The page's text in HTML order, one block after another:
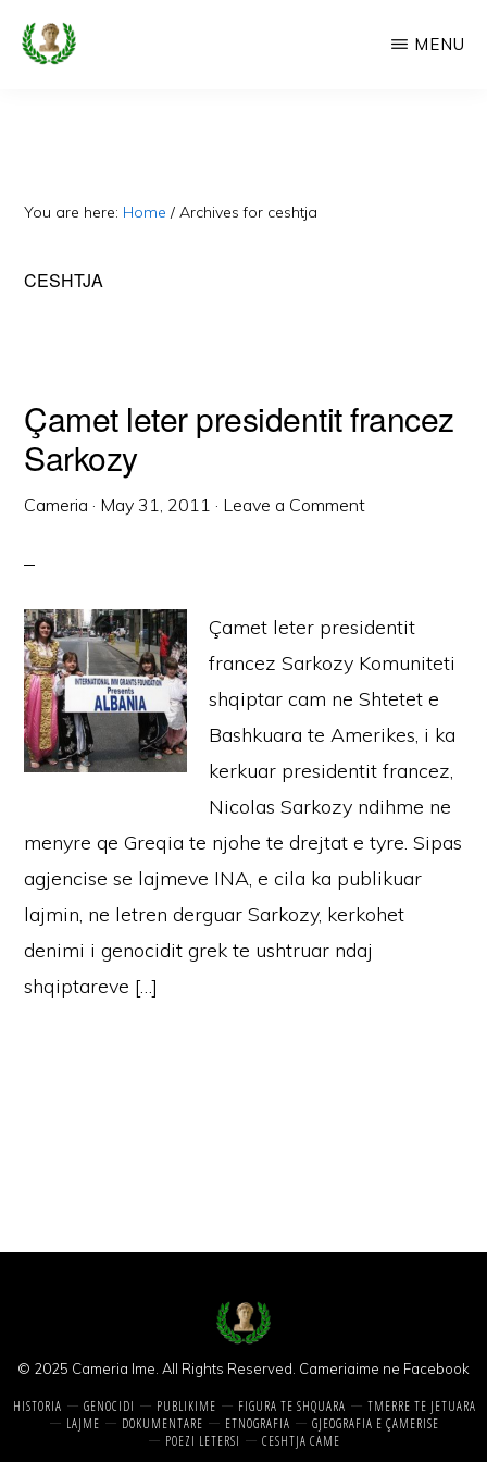
Skip
Faqe
Dedikuar
MENU
You are here: Home / Archives for ceshtja
CESHTJA
Çamet leter presidentit francez
Sarkozy
Cameria · May 31, 2011 · Leave a Comment
Çamet leter presidentit
francez Sarkozy Komuniteti
shqiptar cam ne Shtetet e
Bashkuara te Amerikes, i ka
kerkuar presidentit francez,
Nicolas Sarkozy ndihme ne
menyre qe Greqia te njohe te drejtat e tyre. Sipas
agjencise se lajmeve INA, e cila ka publikuar
lajmin, ne letren derguar Sarkozy, kerkohet
denimi i genocidit grek te ushtruar ndaj
shqiptareve […]
© 2025 Cameria Ime. All Rights Reserved. Cameriaime ne Facebook
HISTORIA GENOCIDI PUBLIKIME FIGURA TE SHQUARA
TMERRE TE JETUARA
LAJME
DOKUMENTARE ETNOGRAFIA
GJEOGRAFIA E ÇAMERISE
POEZI LETERSI
CESHTJA CAME